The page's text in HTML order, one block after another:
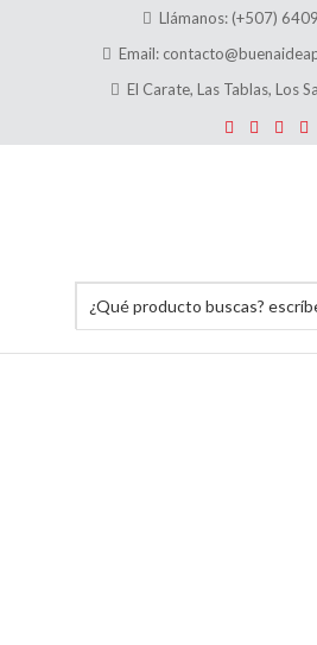
Llámanos: (+507)
Email:
El Carate, Las Tablas, Los